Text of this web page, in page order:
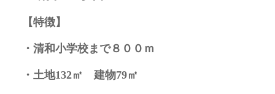
【特徴】
・清和小学校まで８００ｍ
・土地132㎡ 建物79㎡